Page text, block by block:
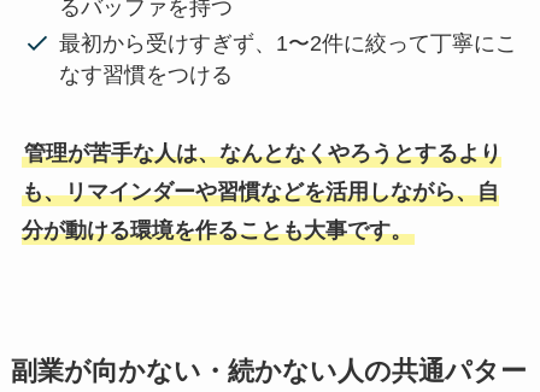
るバッファを持つ
最初から受けすぎず、1〜2件に絞って丁寧にこ
なす習慣をつける
管理が苦手な人は、なんとなくやろうとするより
も、リマインダーや習慣などを活用しながら、自
分が動ける環境を作ることも大事です。
副業が向かない・続かない人の共通パター